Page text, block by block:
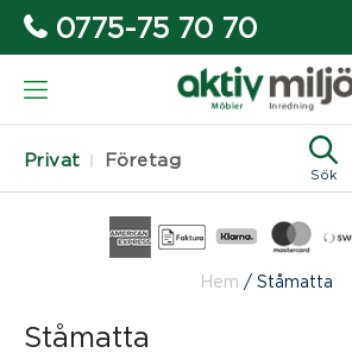
0775-75 70 70
Privat Företag
Sök
Hem / Ståmatta
Ståmatta